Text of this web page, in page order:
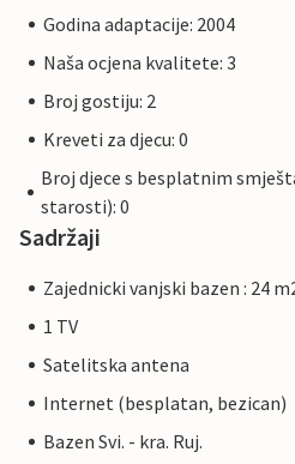
Godina adaptacije: 2004
Naša ocjena kvalitete: 3
Broj gostiju: 2
Kreveti za djecu: 0
Broj djece s besplatnim
starosti): 0
Sadržaji
Zajednicki vanjski bazen : 24
1 TV
Satelitska antena
Internet (besplatan, bezican)
Bazen Svi. - kra. Ruj.